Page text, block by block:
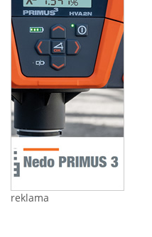
reklama